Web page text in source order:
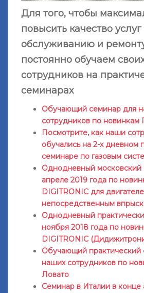
Для того, чтобы
повысить качество
обслуживанию и
постоянно обучаем
сотрудников на
семинарах
Обучающий семинар для
сотрудников по новинкам
Посмотрите, как наши
обучались на 2-х дневном
семинаре по газовым
Однодневный московский
апреле 2019 года по
DIGITRONIC для
непосредственным
Однодневный
ноября 2018 года по
DIGITRONIC
Обучающий практический
наших сотрудников по
Ловато
Семинар в Италии в конце